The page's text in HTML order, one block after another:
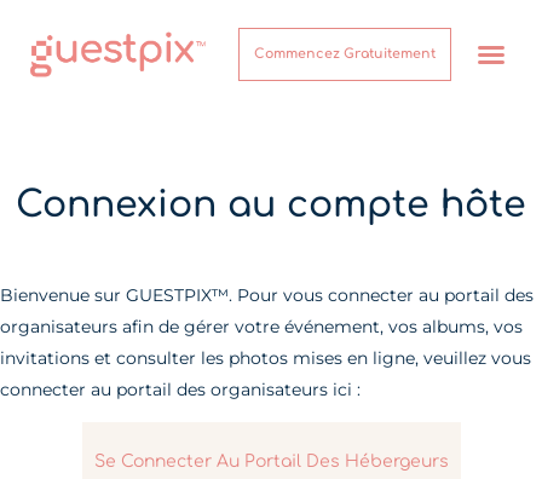
Commencez Gratuitement
Connexion au compte hôte
Bienvenue sur GUESTPIX™. Pour vous connecter au portail des
organisateurs afin de gérer votre événement, vos albums, vos
invitations et consulter les photos mises en ligne, veuillez vous
connecter au portail des organisateurs ici :
Se Connecter Au Portail Des Hébergeurs